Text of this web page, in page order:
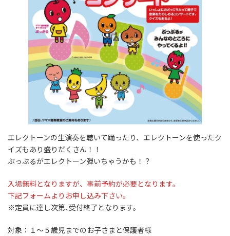
エレクトーンの生演奏を聴いて踊ったり、エレクトーンを使ったク
イズもあり盛りだくさん！！
ぷっぷるがエレクトーン弾いちゃうかも！？
入場無料となりますが、事前予約が必要となります。
下記フォームよりお申し込み下さい。
※定員に達し次第､受付終了となります。
対象：１～５歳児までのお子さまと保護者様